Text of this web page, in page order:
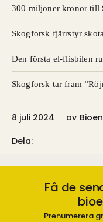
300 miljoner kronor till
Skogforsk fjärrstyr
Den första el-flisbilen
Skogforsk tar fram
8 juli 2024 av
Dela:
Få de
Prenumerera